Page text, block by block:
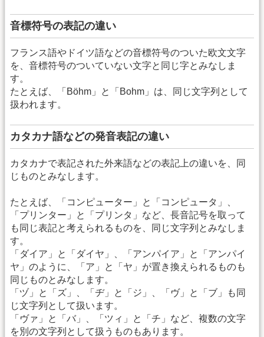
音標符号の表記の違い
フランス語やドイツ語などの音標符号のついた欧文文字
を、音標符号のついていない文字と同じ字とみなしま
す。
たとえば、「Böhm」と「Bohm」は、同じ文字列として
扱われます。
カタカナ語などの発音表記の違い
カタカナで表記された外来語などの表記上の違いを、同
じものとみなします。
たとえば、「コンピューター」と「コンピュータ」、
「プリンター」と「プリンタ」など、長音記号を取って
も同じ表記と考えられるものを、同じ文字列とみなしま
す。
「ダイア」と「ダイヤ」、「アンパイア」と「アンパイ
ヤ」のように、「ア」と「ヤ」が置き換えられるものも
同じものとみなします。
「ヅ」と「ズ」、「ヂ」と「ジ」、「ヴ」と「ブ」も同
じ文字列として扱います。
「ヴァ」と「バ」、「ツィ」と「チ」など、複数の文字
を別の文字列として扱うものもあります。